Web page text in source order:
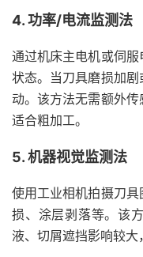
4. 功率/电流监测法
通过机床主电机或伺
状态。当刀具磨损加
动。该方法无需额外传
适合粗加工。
5. 机器视觉监测法
使用工业相机拍摄刀
损、涂层剥落等。该
液、切屑遮挡影响较大